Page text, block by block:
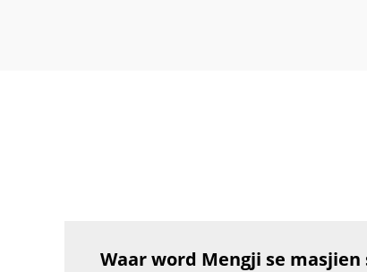
Waar word Mengji se